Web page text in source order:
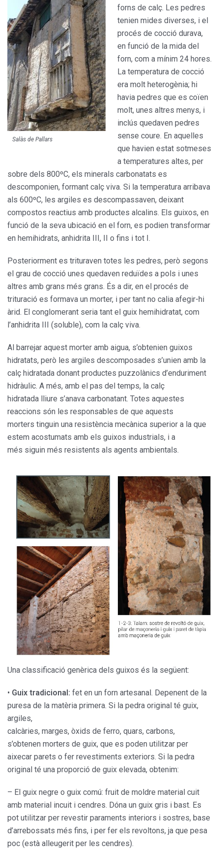
Salàs de Pallars
forns de calç. Les pedres
tenien mides diverses, i el
procés de cocció durava,
en funció de la mida del
forn, com a mínim 24 hores.
La temperatura de cocció
era molt heterogènia; hi
havia pedres que es coïen
molt, unes altres menys, i
inclús quedaven pedres
sense coure. En aquelles
que havien estat sotmeses
a temperatures altes, per
sobre dels 800ºC, els minerals carbonatats es
descomponien, formant calç viva. Si la temperatura arribava
als 600ºC, les argiles es descompassaven, deixant
compostos reactius amb productes alcalins. Els guixos, en
funció de la seva ubicació en el forn, es podien transformar
en hemihidrats, anhidrita III, II o fins i tot I.
Posteriorment es trituraven totes les pedres, però segons
el grau de cocció unes quedaven reduïdes a pols i unes
altres amb grans més grans. És a dir, en el procés de
trituració es formava un morter, i per tant no calia afegir-hi
àrid. El conglomerant seria tant el guix hemihidratat, com
l’anhidrita III (soluble), com la calç viva.
Al barrejar aquest morter amb aigua, s’obtenien guixos
hidratats, però les argiles descomposades s’unien amb la
calç hidratada donant productes puzzolànics d’enduriment
hidràulic. A més, amb el pas del temps, la calç
hidratada lliure s’anava carbonatant. Totes aquestes
reaccions són les responsables de que aquests
morters tinguin una resistència mecànica superior a la que
estem acostumats amb els guixos industrials, i a
més siguin més resistents als agents ambientals.
Una classificació genèrica dels guixos és la següent:
• Guix tradicional: fet en un forn artesanal. Depenent de la
puresa de la matèria primera. Si la pedra original té guix,
argiles,
calcàries, marges, òxids de ferro, quars, carbons,
s’obtenen morters de guix, que es poden utilitzar per
aixecar parets o fer revestiments exteriors. Si la pedra
original té una proporció de guix elevada, obtenim:
– El guix negre o guix comú: fruit de moldre material cuit
amb material incuit i cendres. Dóna un guix gris i bast. Es
pot utilitzar per revestir paraments interiors i sostres, base
d’arrebossats més fins, i per fer els revoltons, ja que pesa
poc (està alleugerit per les cendres).